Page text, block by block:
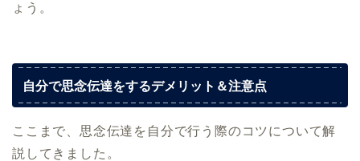
ょう。
自分で思念伝達をするデメリット＆注意点
ここまで、思念伝達を自分で行う際のコツについて解
説してきました。